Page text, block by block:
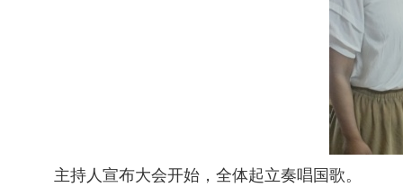
主持人宣布大会开始，全体起立奏唱国歌。